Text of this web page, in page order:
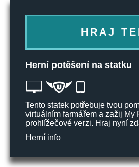
HRAJ
Herní potěšení na statku
Tento statek potřebuje tvou
virtuálním farmářem a zažij My
prohlížečové verzi. Hraj nyní
Herní info